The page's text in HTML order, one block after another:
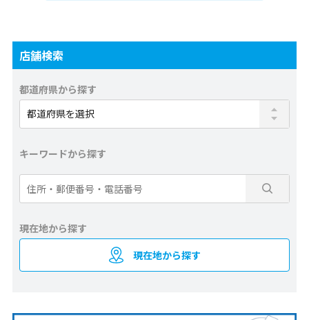
店舗検索
都道府県から探す
キーワードから探す
現在地から探す
現在地から探す